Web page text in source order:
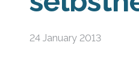
24 January 2013